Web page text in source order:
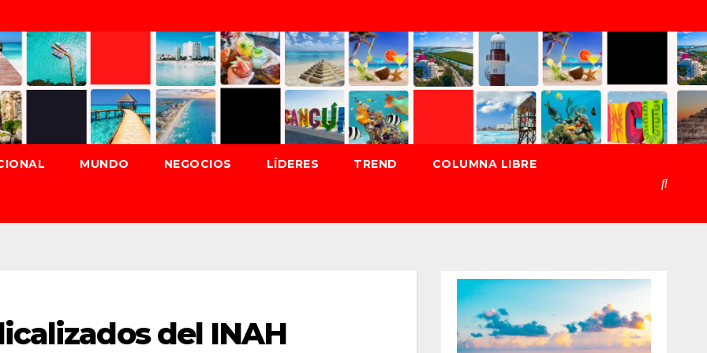
MUNDO NEGOCIOS LÍDERES TREND COLUMNA LIBRE
del INAH